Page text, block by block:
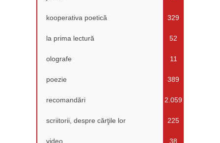
kooperativa poetică 329
la prima lectură 52
olografe 11
poezie 389
recomandări 2.059
scriitorii, despre cărţile lor 225
video 38